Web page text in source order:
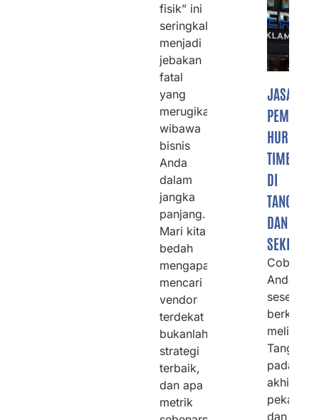
fisik” ini
seringkali
menjadi
jebakan
fatal
yang
merugikan
wibawa
bisnis
Anda
dalam
jangka
panjang.
Mari kita
bedah
mengapa
mencari
vendor
terdekat
bukanlah
strategi
terbaik,
dan apa
metrik
JASA
HURUF
TIMBUL
DI
DAN
Cobalah
Anda
sesekali
melintasi
pada
akhir
pekan
dan